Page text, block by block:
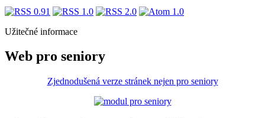
Užitečné informace
Web pro seniory
Zjednodušená verze stránek nejen pro seniory